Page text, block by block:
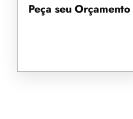
Peça seu Orçamento